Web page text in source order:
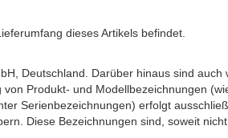
dieses Artikels befindet.
Deutschland. Darüber hinaus sind
Produkt- und Modellbezeichnungen
Serienbezeichnungen) erfolgt
Diese Bezeichnungen sind, soweit